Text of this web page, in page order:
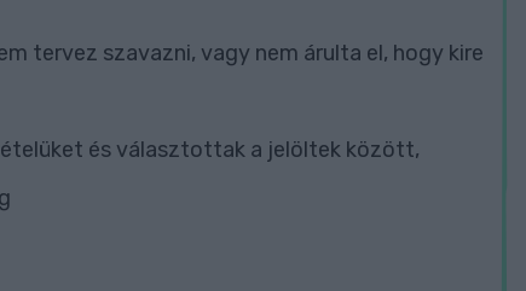
tervez szavazni, vagy nem árulta el, hogy kire
és választottak a jelöltek között,